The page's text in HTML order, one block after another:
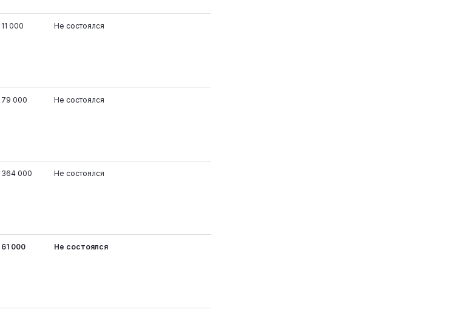
11 000 Не состоялся
79 000 Не состоялся
364 000 Не состоялся
61 000 Не состоялся